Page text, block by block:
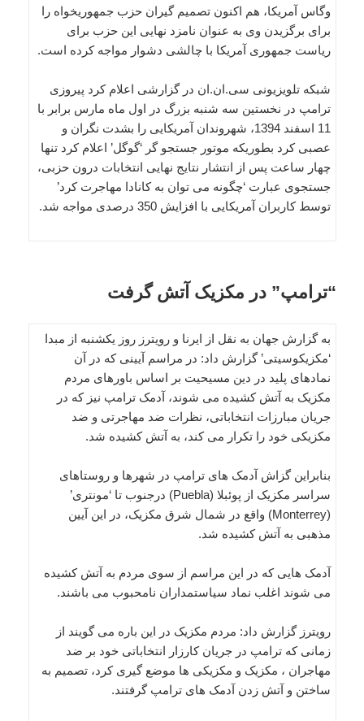
وگاس آمریکا، هم اکنون تصمیم گیران حزب جمهوریخواه را
برای برگزیدن وی به عنوان نامزد نهایی این حزب برای
ریاست جمهوری آمریکا با چالشی دشوار مواجه کرده است.
شبکه تلویزیونی سی.ان.ان در گزارشی اعلام کرد پیروزی
ترامپ در نخستین سه شنبه بزرگ در اول ماه مارس برابر با
11 اسفند 1394، شهروندان آمریکایی را بشدت نگران و
عصبی کرد بطوریکه موتور جستجو گر ‘گوگل’ اعلام کرد تنها
چهار ساعت پس از انتشار نتایج نهایی انتخابات درون حزبی،
جستجوی عبارت ‘چگونه می توان به کانادا مهاجرت کرد’
توسط کاربران آمریکایی با افزایش 350 درصدی مواجه شد.
“ترامپ” در مکزیک آتش گرفت
به گزارش جهان به نقل از ایرنا و رویترز روز یکشنبه از مبدا
‘مکزیکوسیتی’ گزارش داد: در مراسم آیینی که در آن
نمادهای پلید در دین مسیحیت بر اساس باورهای مردم
مکزیک به آتش کشیده می شوند، آدمک ترامپ نیز که در
جریان مبارزات انتخاباتی، نظرات ضد مهاجرتی و ضد
مکزیکی خود را تکرار می کند، به آتش کشیده شد.
بنابراین گزاش آدمک های ترامپ در شهرها و روستاهای
سراسر مکزیک از پوئبلا (Puebla) درجنوب تا ‘مونتری’
(Monterrey) واقع در شمال شرق مکزیک، در این آیین
مذهبی به آتش کشیده شد.
آدمک هایی که در این مراسم از سوی مردم به آتش کشیده
می شوند اغلب نماد سیاستمداران نامحبوب می باشند.
رویترز گزارش داد: مردم مکزیک در این باره می گویند از
زمانی که ترامپ در جریان کارزار انتخاباتی خود بر ضد
مهاجران ، مکزیک و مکزیکی ها موضع گیری کرد، تصمیم به
ساختن و آتش زدن آدمک های ترامپ گرفتند.